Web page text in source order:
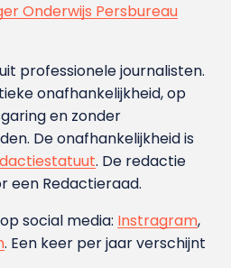
Onderwijs Persbureau
professionele journalisten.
onafhankelijkheid, op
en zonder
De onafhankelijkheid is
. De redactie
een Redactieraad.
social media: Instragram,
. Een keer per jaar verschijnt